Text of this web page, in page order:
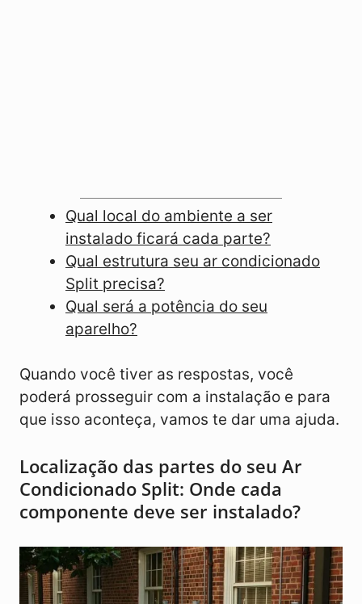
Qual local do ambiente a ser
instalado ficará cada parte?
Qual estrutura seu ar condicionado
Split precisa?
Qual será a potência do seu
aparelho?
Quando você tiver as respostas, você
poderá prosseguir com a instalação e para
que isso aconteça, vamos te dar uma ajuda.
Localização das partes do seu Ar
Condicionado Split: Onde cada
componente deve ser instalado?